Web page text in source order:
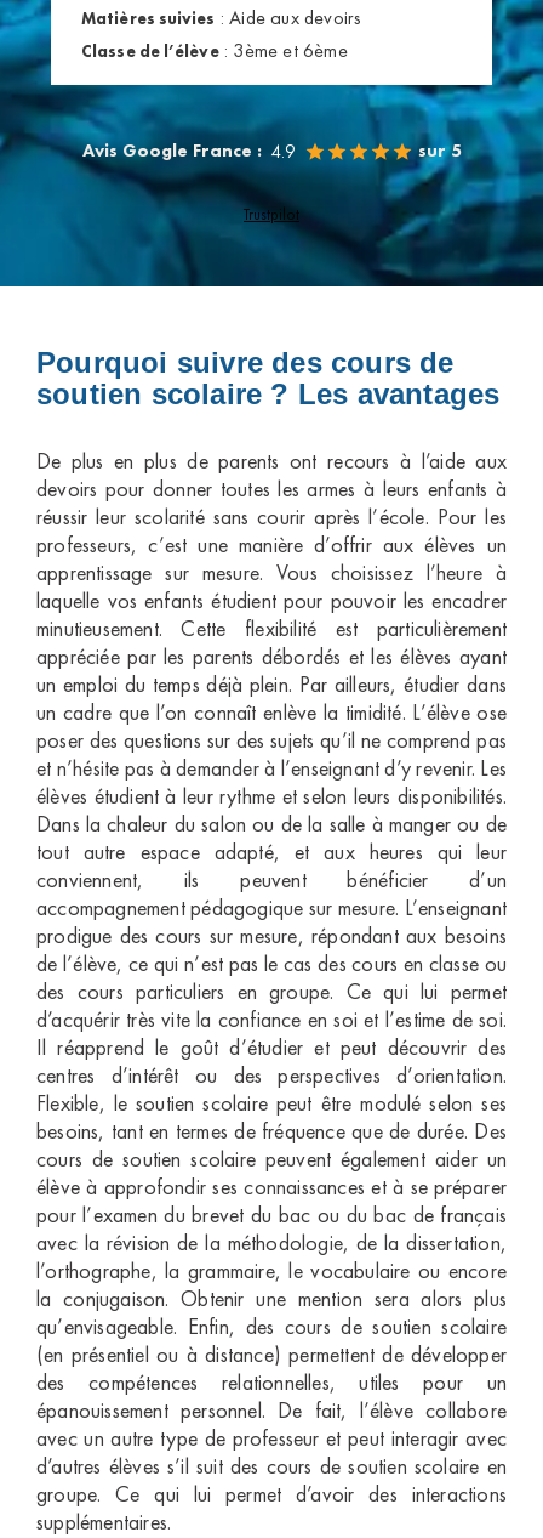
Matières suivies :Aide aux devoirs
Classe de l’élève: 3ème et 6ème
Avis Google France : 4.9 sur 5
Trustpilot
Pourquoi suivre des cours de
soutien scolaire ? Les avantages
De plus en plus de parents ont recours à l’aide aux
devoirs pour donner toutes les armes à leurs enfants à
réussir leur scolarité sans courir après l’école. Pour les
professeurs, c’est une manière d’offrir aux élèves un
apprentissage sur mesure. Vous choisissez l’heure à
laquelle vos enfants étudient pour pouvoir les encadrer
minutieusement. Cette flexibilité est particulièrement
appréciée par les parents débordés et les élèves ayant
un emploi du temps déjà plein. Par ailleurs, étudier dans
un cadre que l’on connaît enlève la timidité. L’élève ose
poser des questions sur des sujets qu’il ne comprend pas
et n’hésite pas à demander à l’enseignant d’y revenir. Les
élèves étudient à leur rythme et selon leurs disponibilités.
Dans la chaleur du salon ou de la salle à manger ou de
tout autre espace adapté, et aux heures qui leur
conviennent, ils peuvent bénéficier d’un
accompagnement pédagogique sur mesure. L’enseignant
prodigue des cours sur mesure, répondant aux besoins
de l’élève, ce qui n’est pas le cas des cours en classe ou
des cours particuliers en groupe. Ce qui lui permet
d’acquérir très vite la confiance en soi et l’estime de soi.
Il réapprend le goût d’étudier et peut découvrir des
centres d’intérêt ou des perspectives d’orientation.
Flexible, le soutien scolaire peut être modulé selon ses
besoins, tant en termes de fréquence que de durée. Des
cours de soutien scolaire peuvent également aider un
élève à approfondir ses connaissances et à se préparer
pour l’examen du brevet du bac ou du bac de français
avec la révision de la méthodologie, de la dissertation,
l’orthographe, la grammaire, le vocabulaire ou encore
la conjugaison. Obtenir une mention sera alors plus
qu’envisageable. Enfin, des cours de soutien scolaire
(en présentiel ou à distance) permettent de développer
des compétences relationnelles, utiles pour un
épanouissement personnel. De fait, l’élève collabore
avec un autre type de professeur et peut interagir avec
d’autres élèves s’il suit des cours de soutien scolaire en
groupe. Ce qui lui permet d’avoir des interactions
supplémentaires.